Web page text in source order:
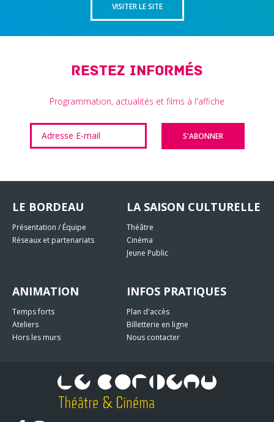
VISITER LE SITE
Restez informés
Programmation, actualités et films à l'affiche
LE BORDEAU
Présentation / Équipe
Réseaux et partenariats
LA SAISON CULTURELLE
Théâtre
Cinéma
Jeune Public
ANIMATION
Temps forts
Ateliers
Hors les murs
INFOS PRATIQUES
Plan d'accès
Billetterie en ligne
Nous contacter